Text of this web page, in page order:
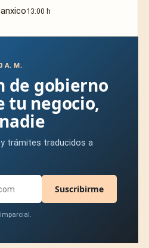
13:00 h
A. M.
de gobierno
tu negocio,
trámites traducidos a
Suscribirme